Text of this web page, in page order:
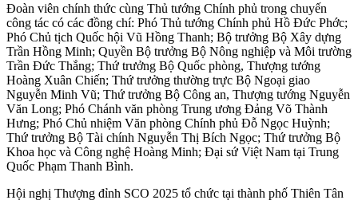
Đoàn viên chính thức cùng Thủ tướng Chính phủ trong chuyến
công tác có các đồng chí: Phó Thủ tướng Chính phủ Hồ Đức Phớc;
Phó Chủ tịch Quốc hội Vũ Hồng Thanh; Bộ trưởng Bộ Xây dựng
Trần Hồng Minh; Quyền Bộ trưởng Bộ Nông nghiệp và Môi trường
Trần Đức Thắng; Thứ trưởng Bộ Quốc phòng, Thượng tướng
Hoàng Xuân Chiến; Thứ trưởng thường trực Bộ Ngoại giao
Nguyễn Minh Vũ; Thứ trưởng Bộ Công an, Thượng tướng Nguyễn
Văn Long; Phó Chánh văn phòng Trung ương Đảng Võ Thành
Hưng; Phó Chủ nhiệm Văn phòng Chính phủ Đỗ Ngọc Huỳnh;
Thứ trưởng Bộ Tài chính Nguyễn Thị Bích Ngọc; Thứ trưởng Bộ
Khoa học và Công nghệ Hoàng Minh; Đại sứ Việt Nam tại Trung
Quốc Phạm Thanh Bình.
Hội nghị Thượng đỉnh SCO 2025 tổ chức tại thành phố Thiên Tân